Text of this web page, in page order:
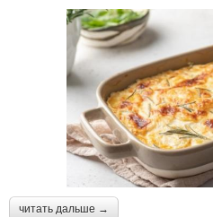
читать дальше →